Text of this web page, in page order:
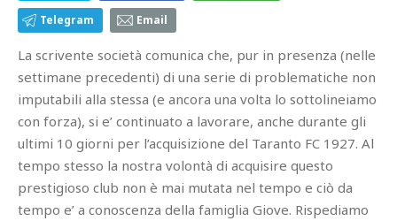
Telegram Email
La scrivente società comunica che, pur in presenza (nelle
settimane precedenti) di una serie di problematiche non
imputabili alla stessa (e ancora una volta lo sottolineiamo
con forza), si e’ continuato a lavorare, anche durante gli
ultimi 10 giorni per l’acquisizione del Taranto FC 1927. Al
tempo stesso la nostra volontà di acquisire questo
prestigioso club non è mai mutata nel tempo e ciò da
tempo e’ a conoscenza della famiglia Giove. Rispediamo